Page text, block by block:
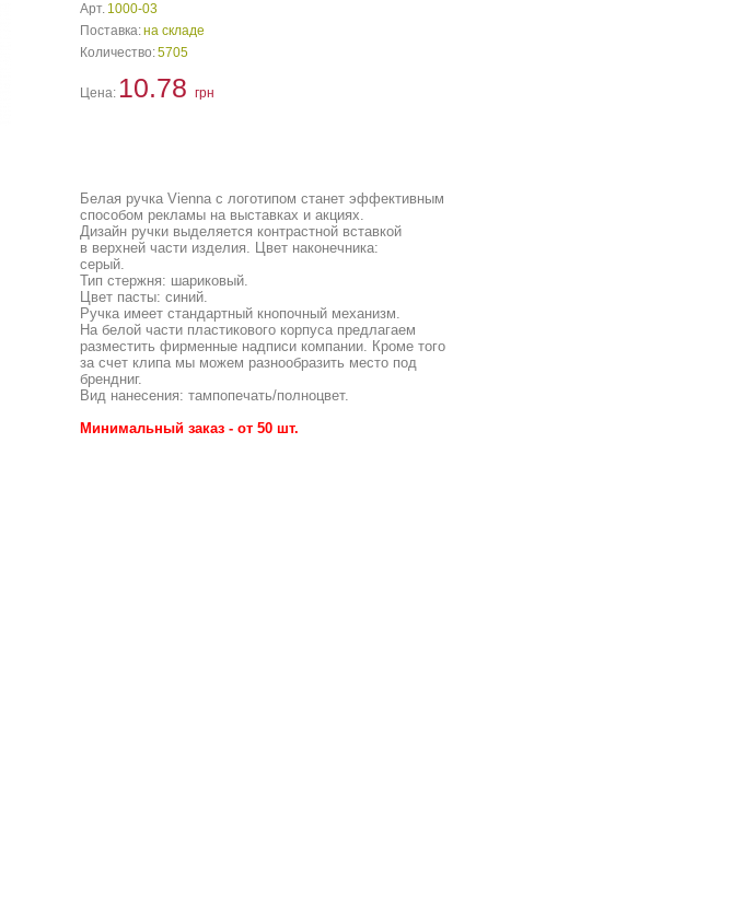
Арт. 1000-03
Поставка:на складе
Количество:5705
Цена: 10.78 грн
Белая ручка Vienna с логотипом станет эффективным
способом рекламы на выставках и акциях.
Дизайн ручки выделяется контрастной вставкой
в верхней части изделия. Цвет наконечника:
серый.
Тип стержня: шариковый.
Цвет пасты: синий.
Ручка имеет стандартный кнопочный механизм.
На белой части пластикового корпуса предлагаем
разместить фирменные надписи компании. Кроме того
за счет клипа мы можем разнообразить место под
брендниг.
Вид нанесения: тампопечать/полноцвет.
Минимальный заказ - от 50 шт.